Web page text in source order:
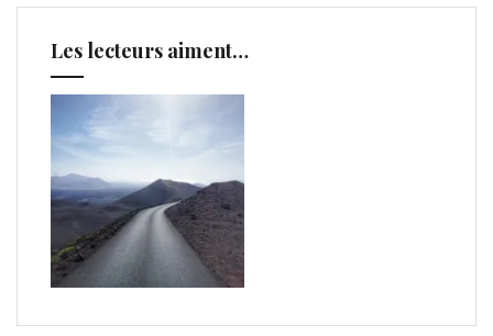
Les lecteurs aiment…